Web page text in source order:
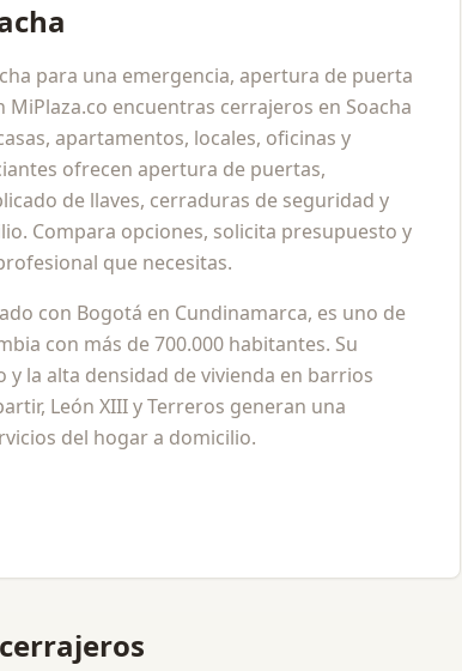
para una emergencia, apertura de puerta
MiPlaza.co encuentras cerrajeros en Soacha
apartamentos, locales, oficinas y
ofrecen apertura de puertas,
de llaves, cerraduras de seguridad y
Compara opciones, solicita presupuesto y
que necesitas.
con Bogotá en Cundinamarca, es uno de
con más de 700.000 habitantes. Su
la alta densidad de vivienda en barrios
León XIII y Terreros generan una
del hogar a domicilio.
cerrajeros